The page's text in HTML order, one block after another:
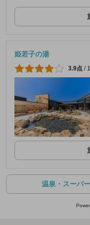
姫若子の湯
3.9点 /
温泉・スーパ